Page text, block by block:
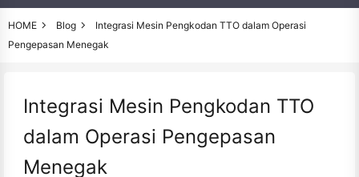
HOME Blog
Integrasi Mesin Pengkodan TTO dalam Operasi
Pengepasan Menegak
Integrasi Mesin Pengkodan TTO
dalam Operasi Pengepasan
Menegak